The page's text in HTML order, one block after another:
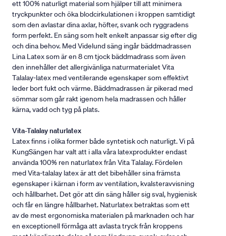
ett 100% naturligt material som hjälper till att minimera
tryckpunkter och öka blodcirkulationen i kroppen samtidigt
som den avlastar dina axlar, höfter, svank och ryggradens
form perfekt. En säng som helt enkelt anpassar sig efter dig
och dina behov. Med Videlund säng ingår bäddmadrassen
Lina Latex som är en 8 cm tjock bäddmadrass som även
den innehåller det allergivänliga naturmaterialet Vita
Talalay-latex med ventilerande egenskaper som effektivt
leder bort fukt och värme. Bäddmadrassen är pikerad med
sömmar som går rakt igenom hela madrassen och håller
kärna, vadd och tyg på plats.
Vita-Talalay naturlatex
Latex finns i olika former både syntetisk och naturligt. Vi på
KungSängen har valt att i alla våra latexprodukter endast
använda 100% ren naturlatex från Vita Talalay. Fördelen
med Vita-talalay latex är att det bibehåller sina främsta
egenskaper i kärnan i form av ventilation, kvalsteravvisning
och hållbarhet. Det gör att din säng håller sig sval, hygienisk
och får en längre hållbarhet. Naturlatex betraktas som ett
av de mest ergonomiska materialen på marknaden och har
en exceptionell förmåga att avlasta tryck från kroppens